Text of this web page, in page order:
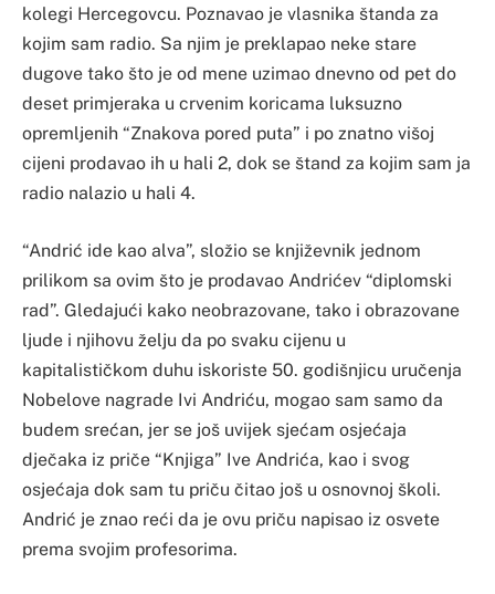
kolegi Hercegovcu. Poznavao je vlasnika štanda za
kojim sam radio. Sa njim je preklapao neke stare
dugove tako što je od mene uzimao dnevno od pet do
deset primjeraka u crvenim koricama luksuzno
opremljenih “Znakova pored puta” i po znatno višoj
cijeni prodavao ih u hali 2, dok se štand za kojim sam ja
radio nalazio u hali 4.
“Andrić ide kao alva”, složio se književnik jednom
prilikom sa ovim što je prodavao Andrićev “diplomski
rad”. Gledajući kako neobrazovane, tako i obrazovane
ljude i njihovu želju da po svaku cijenu u
kapitalističkom duhu iskoriste 50. godišnjicu uručenja
Nobelove nagrade Ivi Andriću, mogao sam samo da
budem srećan, jer se još uvijek sjećam osjećaja
dječaka iz priče “Knjiga” Ive Andrića, kao i svog
osjećaja dok sam tu priču čitao još u osnovnoj školi.
Andrić je znao reći da je ovu priču napisao iz osvete
prema svojim profesorima.